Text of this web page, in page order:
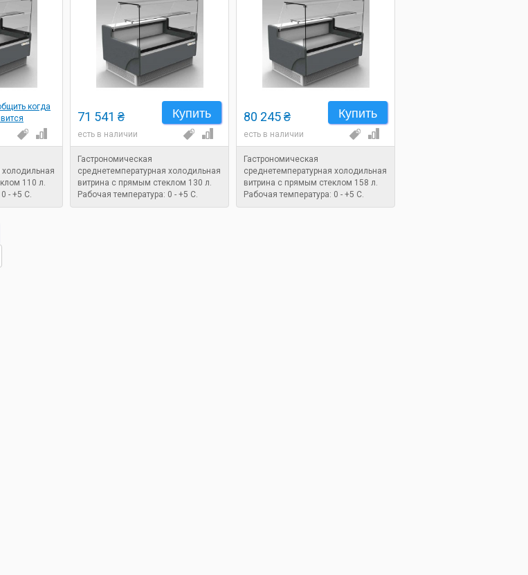
когда
холодильная
110 л.
- +5 C.
мм.
Купить
71 541 ₴
есть в наличии
Гастрономическая
среднетемпературная холодильная
витрина с прямым стеклом 130 л.
Рабочая температура: 0 - +5 C.
Размеры: 1580х940х1200 мм.
Купить
80 245 ₴
есть в наличии
Гастрономическая
среднетемпературная холодильная
витрина с прямым стеклом 158 л.
Рабочая температура: 0 - +5 C.
Размеры: 1580х940х1200 мм.